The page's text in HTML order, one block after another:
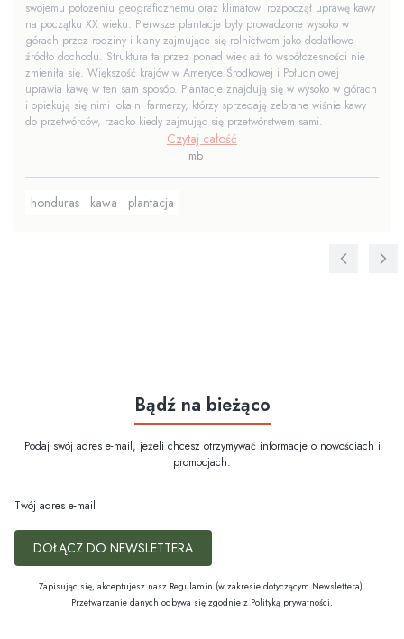
swojemu położeniu geograficznemu oraz klimatowi rozpoczął uprawę kawy
na początku XX wieku. Pierwsze plantacje były prowadzone wysoko w
górach przez rodziny i klany zajmujące się rolnictwem jako dodatkowe
źródło dochodu. Struktura ta przez ponad wiek aż to współczesności nie
zmieniła się. Większość krajów w Ameryce Środkowej i Południowej
uprawia kawę w ten sam sposób. Plantacje znajdują się w wysoko w górach
i opiekują się nimi lokalni farmerzy, którzy sprzedają zebrane wiśnie kawy
do przetwórców, rzadko kiedy zajmując się przetwórstwem sami.
Czytaj całość
mb
honduras kawa plantacja
Bądź na bieżąco
Podaj swój adres e-mail, jeżeli chcesz otrzymywać informacje o nowościach i
promocjach.
Twój adres e-mail
DOŁĄCZ DO NEWSLETTERA
Zapisując się, akceptujesz nasz Regulamin (w zakresie dotyczącym Newslettera).
Przetwarzanie danych odbywa się zgodnie z Polityką prywatności.